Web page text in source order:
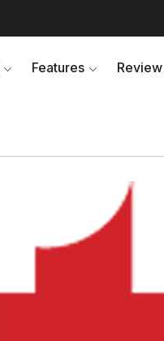
Features Review